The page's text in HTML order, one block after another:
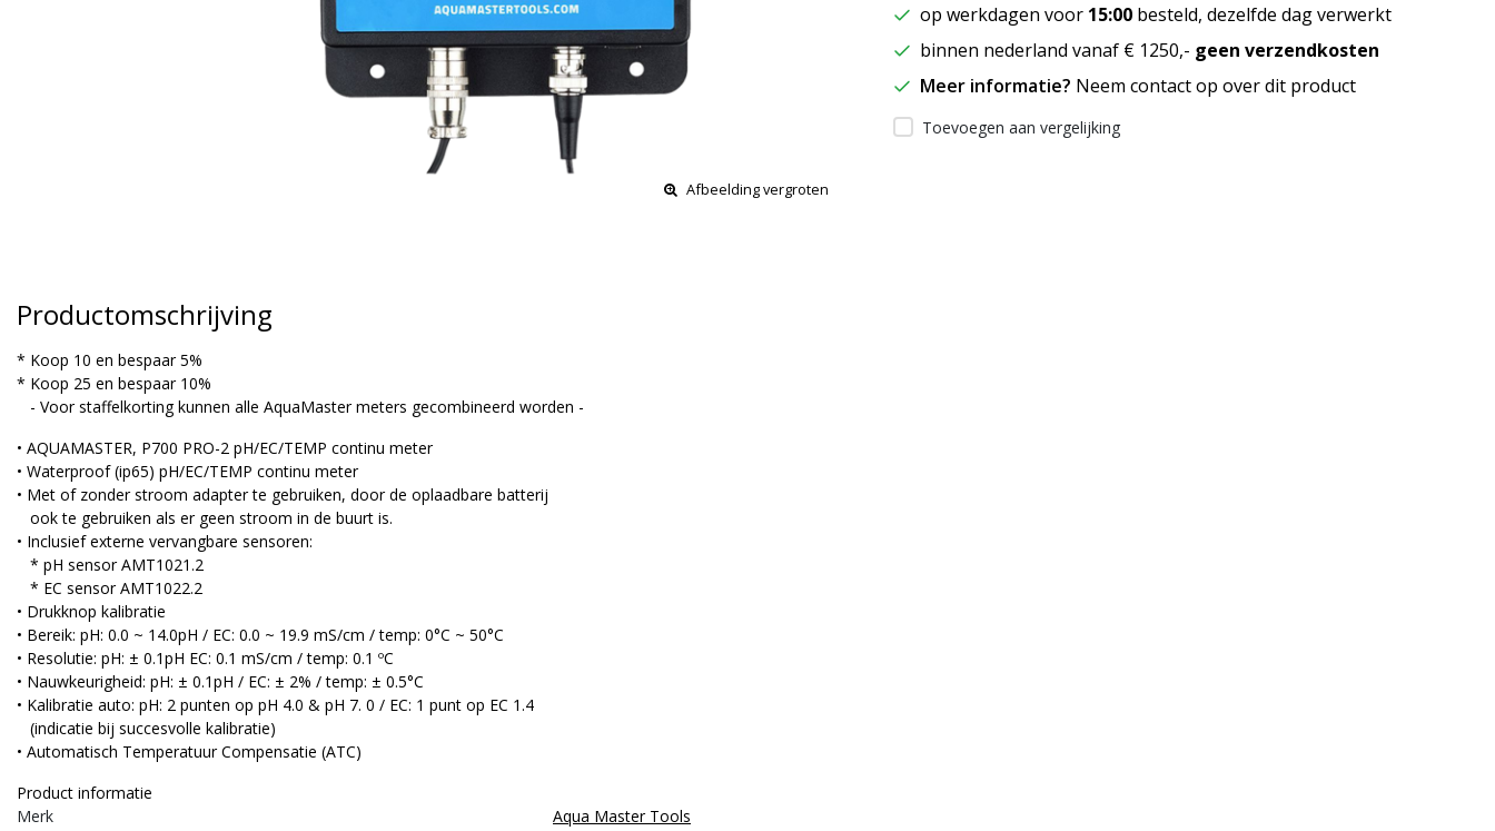
Afbeelding vergroten
op werkdagen voor 15:00 besteld, dezelfde dag verwerkt
binnen nederland vanaf € 1250,- geen verzendkosten
Meer informatie? Neem contact op over dit product
Toevoegen aan vergelijking
Productomschrijving
* Koop 10 en bespaar 5%
* Koop 25 en bespaar 10%
- Voor staffelkorting kunnen alle AquaMaster meters gecombineerd worden -
• AQUAMASTER, P700 PRO-2 pH/EC/TEMP continu meter
• Waterproof (ip65) pH/EC/TEMP continu meter
• Met of zonder stroom adapter te gebruiken, door de oplaadbare batterij
ook te gebruiken als er geen stroom in de buurt is.
• Inclusief externe vervangbare sensoren:
* pH sensor AMT1021.2
* EC sensor AMT1022.2
• Drukknop kalibratie
• Bereik: pH: 0.0 ~ 14.0pH / EC: 0.0 ~ 19.9 mS/cm / temp: 0°C ~ 50°C
• Resolutie: pH: ± 0.1pH EC: 0.1 mS/cm / temp: 0.1 ºC
• Nauwkeurigheid: pH: ± 0.1pH / EC: ± 2% / temp: ± 0.5°C
• Kalibratie auto: pH: 2 punten op pH 4.0 & pH 7. 0 / EC: 1 punt op EC 1.4
(indicatie bij succesvolle kalibratie)
• Automatisch Temperatuur Compensatie (ATC)
Product informatie
Merk
Aqua Master Tools